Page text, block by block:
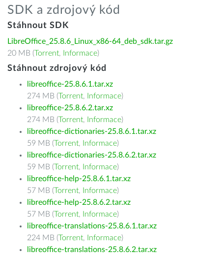
SDK a zdrojový kód
Stáhnout SDK
LibreOffice_25.8.6_Linux_x86-64_deb_sdk.tar.gz
20 MB (Torrent, Informace)
Stáhnout zdrojový kód
libreoffice-25.8.6.1.tar.xz
274 MB (Torrent, Informace)
libreoffice-25.8.6.2.tar.xz
274 MB (Torrent, Informace)
libreoffice-dictionaries-25.8.6.1.tar.xz
59 MB (Torrent, Informace)
libreoffice-dictionaries-25.8.6.2.tar.xz
59 MB (Torrent, Informace)
libreoffice-help-25.8.6.1.tar.xz
57 MB (Torrent, Informace)
libreoffice-help-25.8.6.2.tar.xz
57 MB (Torrent, Informace)
libreoffice-translations-25.8.6.1.tar.xz
224 MB (Torrent, Informace)
libreoffice-translations-25.8.6.2.tar.xz